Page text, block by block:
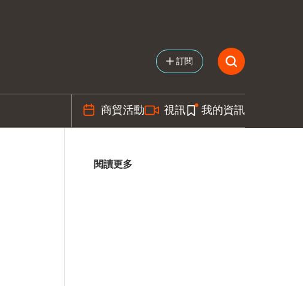
訂閱
商貿活動 視訊 我的資訊
閱讀更多